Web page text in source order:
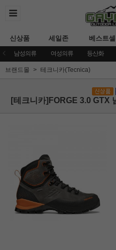
신상품 세일존 베스트셀
남성의류 여성의류 등산화
브랜드몰 테크니카(Tecnica)
[테크니카]FORGE 3.0 GTX